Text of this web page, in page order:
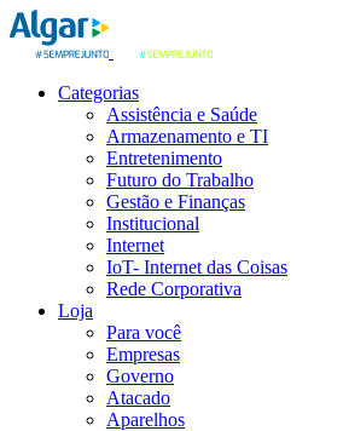
Categorias
Assistência e Saúde
Armazenamento e TI
Entretenimento
Futuro do Trabalho
Gestão e Finanças
Institucional
Internet
IoT- Internet das Coisas
Rede Corporativa
Loja
Para você
Empresas
Governo
Atacado
Aparelhos